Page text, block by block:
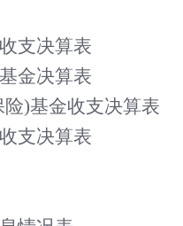
支决算表
金决算表
)基金收支决算表
支决算表